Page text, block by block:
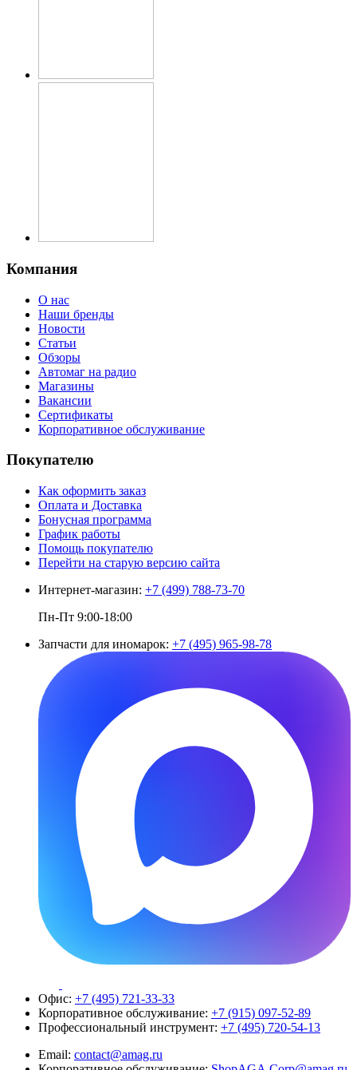
Компания
О нас
Наши бренды
Новости
Статьи
Обзоры
Автомаг на радио
Магазины
Вакансии
Сертификаты
Корпоративное обслуживание
Покупателю
Как оформить заказ
Оплата и Доставка
Бонусная программа
График работы
Помощь покупателю
Перейти на старую версию сайта
Интернет-магазин: +7 (499) 788-73-70
Пн-Пт 9:00-18:00
Запчасти для иномарок: +7 (495) 965-98-78
Офис: +7 (495) 721-33-33
Корпоративное обслуживание: +7 (915) 097-52-89
Профессиональный инструмент: +7 (495) 720-54-13
Email: contact@amag.ru